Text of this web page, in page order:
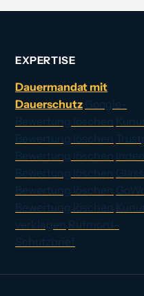
EXPERTISE
Dauermandat mit
Dauerschutz Google-
Bewertung löschen
Bewertung löschen
Bewertung löschen
Bewertung löschen
Bewertung löschen
Bewertung löschen
verklagen Rufmord-
Schutzbrief